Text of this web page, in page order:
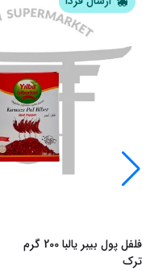
فلفل پول بیبر یالبا 200 گرم
ترک